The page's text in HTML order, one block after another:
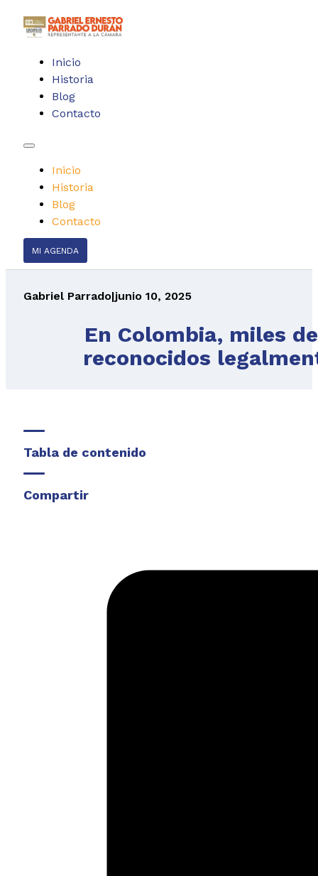
Inicio
Historia
Blog
Contacto
Inicio
Historia
Blog
Contacto
MI AGENDA
Gabriel Parrado|junio 10, 2025
En Colombia, miles
reconocidos
Tabla de contenido
Compartir